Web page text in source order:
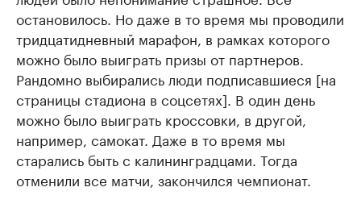
остановилось. Но даже в то время мы проводили
тридцатидневный марафон, в рамках которого
можно было выиграть призы от партнеров.
Рандомно выбирались люди подписавшиеся [на
страницы стадиона в соцсетях]. В один день
можно было выиграть кроссовки, в другой,
например, самокат. Даже в то время мы
старались быть с калининградцами. Тогда
отменили все матчи, закончился чемпионат.